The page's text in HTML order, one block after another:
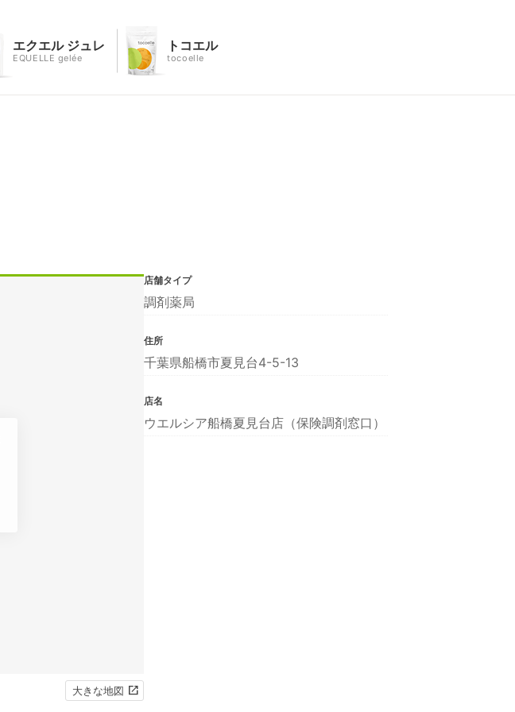
エクエル ジュレ
EQUELLE gelée
トコエル
tocoelle
大きな地図
店舗タイプ
調剤薬局
住所
千葉県船橋市夏見台4-5-13
店名
ウエルシア船橋夏見台店（保険調剤窓口）